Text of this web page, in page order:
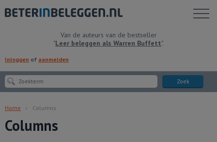
Van de auteurs van de bestseller
"Leer beleggen als Warren Buffett".
Inloggen of aanmelden
Zoek
Toon
Home Columns
Columns